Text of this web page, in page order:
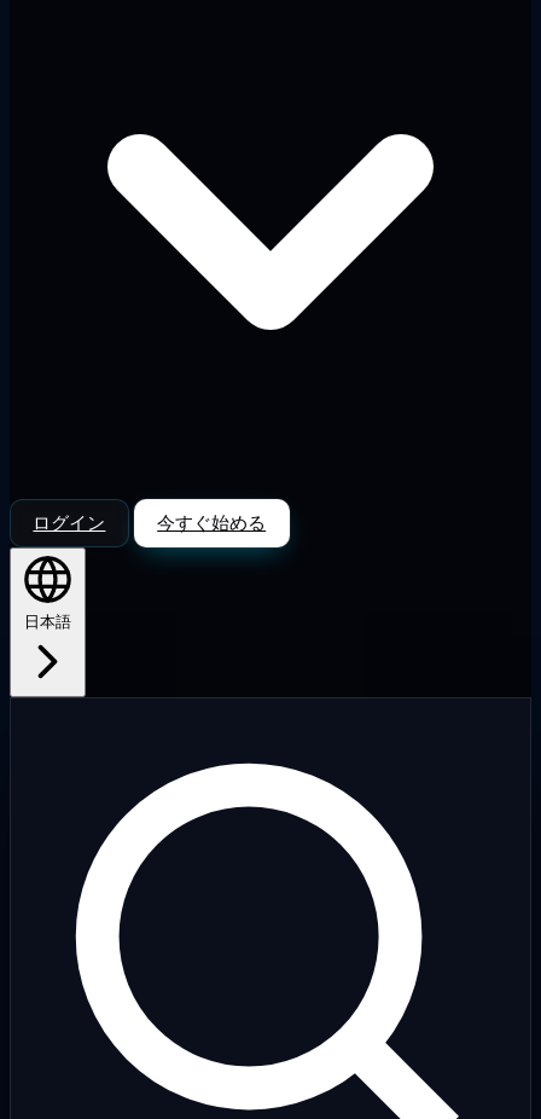
ログイン 今すぐ始める
日本語